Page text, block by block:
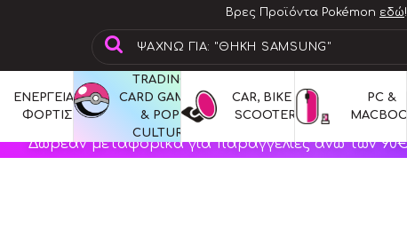
Βρες Προϊόντα Pokémon εδώ!
ΕΝΕΡΓΕΙΑ &
ΦΟΡΤΙΣΗ
TRADING
CARD GAMES
& POP
CULTURE
CAR, BIKE &
SCOOTERS
PC &
Δωρεάν μεταφορικά για παραγγελίες άνω των